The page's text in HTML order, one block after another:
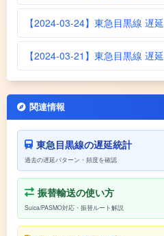
【2024-03-24】東急目黒線 遅延
【2024-03-21】東急目黒線 遅延
関連情報
東急目黒線の遅延統計
過去の遅延パターン・頻度を確認
振替輸送の使い方
Suica/PASMO対応・振替ルート解説